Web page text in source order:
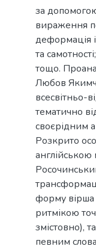
за
вираження
деформація
та
тощо.
Любов
всесвітньо-
тематично
своєрідним
Розкрито
форму вірша
ритмікою
змістовно),
певним